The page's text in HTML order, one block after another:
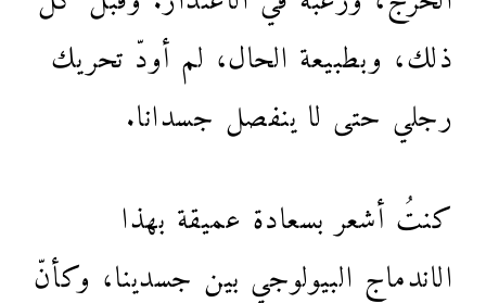
ذلك، وبطبيعة الحال، لم أودّ تحريك
رجلي حتى لا ينفصل جسدانا.
كنتُ أشعر بسعادة عميقة بهذا
الاندماج البيولوجي بين جسدينا، وكأنّ